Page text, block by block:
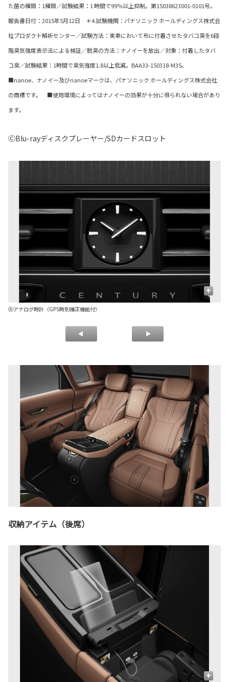
た菌の種類：1種類／試験結果：1 時間で99％以上抑制。第15038623001-0101号。
報告書日付：2015年5月12日 ＊4.試験機関：パナソニック ホールディングス株式会
社プロダクト解析センター／試験方法：実車において布に付着させたタバコ臭を6段
階臭気強度表示法による検証／脱臭の方法：ナノイーを放出／対象：付着したタバ
コ臭／試験結果：1時間で臭気強度1.8以上低減。BAA33-150318-M35。
■nanoe、ナノイー及びnanoeマークは、パナソニック ホールディングス株式会社
の商標です。 ■使用環境によってはナノイーの効果が十分に得られない場合があり
ます。
ⒸBlu-rayディスクプレーヤー/SDカードスロット
+
Ⓐアナログ時計（GPS時刻補正機能付）
収納アイテム（後席）
+